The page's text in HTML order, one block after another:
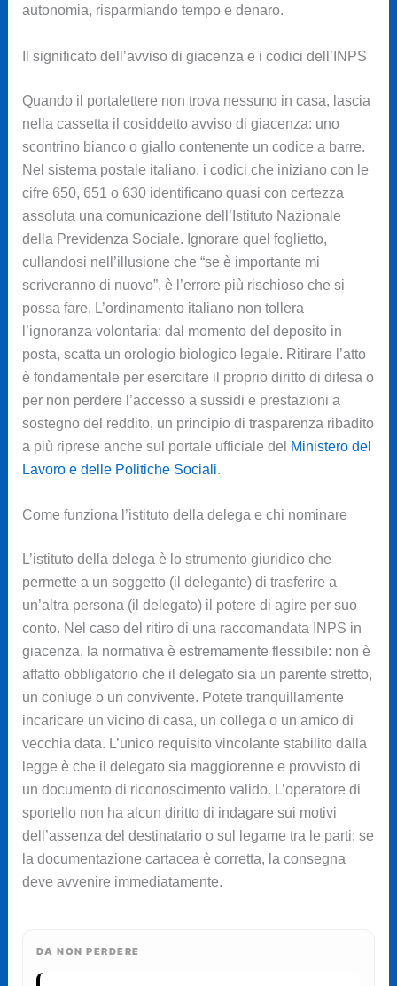
autonomia, risparmiando tempo e denaro.
Il significato dell’avviso di giacenza e i codici dell’INPS
Quando il portalettere non trova nessuno in casa, lascia
nella cassetta il cosiddetto avviso di giacenza: uno
scontrino bianco o giallo contenente un codice a barre.
Nel sistema postale italiano, i codici che iniziano con le
cifre 650, 651 o 630 identificano quasi con certezza
assoluta una comunicazione dell’Istituto Nazionale
della Previdenza Sociale. Ignorare quel foglietto,
cullandosi nell’illusione che “se è importante mi
scriveranno di nuovo”, è l’errore più rischioso che si
possa fare. L’ordinamento italiano non tollera
l’ignoranza volontaria: dal momento del deposito in
posta, scatta un orologio biologico legale. Ritirare l’atto
è fondamentale per esercitare il proprio diritto di difesa o
per non perdere l’accesso a sussidi e prestazioni a
sostegno del reddito, un principio di trasparenza ribadito
a più riprese anche sul portale ufficiale del
Ministero del
Lavoro e delle Politiche Sociali.
Come funziona l’istituto della delega e chi nominare
L’istituto della delega è lo strumento giuridico che
permette a un soggetto (il delegante) di trasferire a
un’altra persona (il delegato) il potere di agire per suo
conto. Nel caso del ritiro di una raccomandata INPS in
giacenza, la normativa è estremamente flessibile: non è
affatto obbligatorio che il delegato sia un parente stretto,
un coniuge o un convivente. Potete tranquillamente
incaricare un vicino di casa, un collega o un amico di
vecchia data. L’unico requisito vincolante stabilito dalla
legge è che il delegato sia maggiorenne e provvisto di
un documento di riconoscimento valido. L’operatore di
sportello non ha alcun diritto di indagare sui motivi
dell’assenza del destinatario o sul legame tra le parti: se
la documentazione cartacea è corretta, la consegna
deve avvenire immediatamente.
DA NON PERDERE